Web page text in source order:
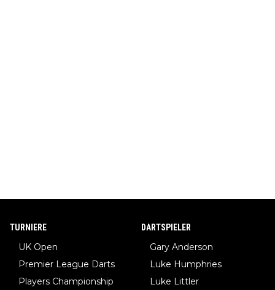
TURNIERE
UK Open
Premier League Darts
Players Championship
DARTSPIELER
Gary Anderson
Luke Humphries
Luke Littler